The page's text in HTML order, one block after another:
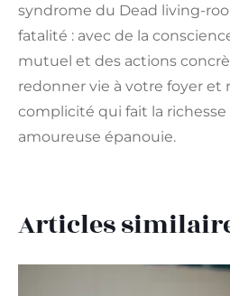
syndrome du Dead living-
fatalité : avec de la
mutuel et des actions
redonner vie à votre foyer et
complicité qui fait la richesse
amoureuse épanouie.
Articles